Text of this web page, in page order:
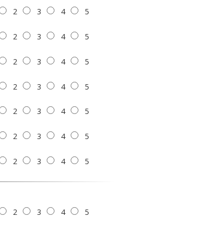
2 3 4 5
2 3 4 5
2 3 4 5
2 3 4 5
2 3 4 5
2 3 4 5
2 3 4 5
2 3 4 5